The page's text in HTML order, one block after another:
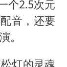
个2.5次元
音，还要
。
灯的灵魂